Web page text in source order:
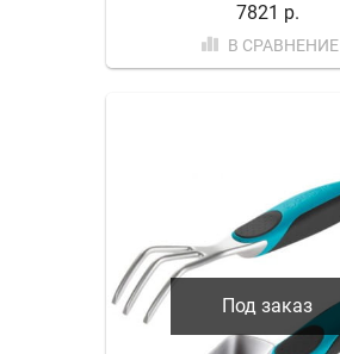
7821 р.
В СРАВНЕНИЕ
Под заказ